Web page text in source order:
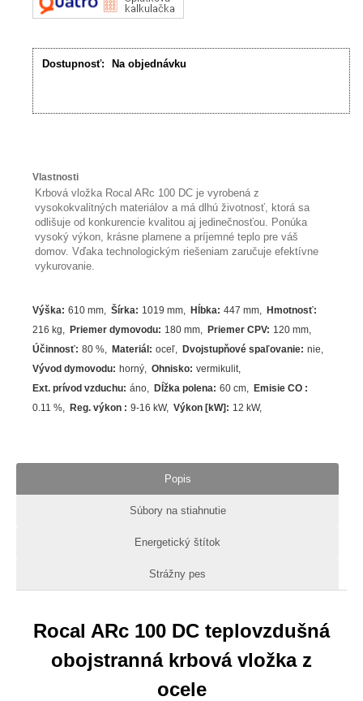
Dostupnosť: Na objednávku
Vlastnosti
Krbová vložka Rocal ARc 100 DC je vyrobená z
vysokokvalitných materiálov a má dlhú životnosť, ktorá sa
odlišuje od konkurencie kvalitou aj jedinečnosťou. Ponúka
vysoký výkon, krásne plamene a príjemné teplo pre váš
domov. Vďaka technologickým riešeniam zaručuje efektívne
vykurovanie.
Výška: 610 mm Šírka: 1019 mm Hĺbka: 447 mm Hmotnosť:
216 kg
Priemer dymovodu: 180 mm Priemer CPV: 120 mm
Účinnosť: 80% Materiál : oceľ Dvojstupňové spaľovanie: nie
Vývod dymovodu: horný Ohnisko: vermikulit
Ext. prívod vzduchu: áno Dĺžka polena: 60 cm Emisie CO :
0.11 %
Reg. výkon : 9-16 kW Výkon [kW] : 12 kW
Popis
Súbory na stiahnutie
Energetický štítok
Strážny pes
Rocal ARc 100 DC teplovzdušná
obojstranná krbová vložka z
ocele